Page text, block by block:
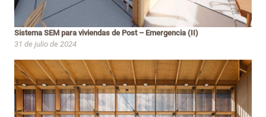
Sistema SEM para viviendas de Post – Emergencia (II)
31 de julio de 2024